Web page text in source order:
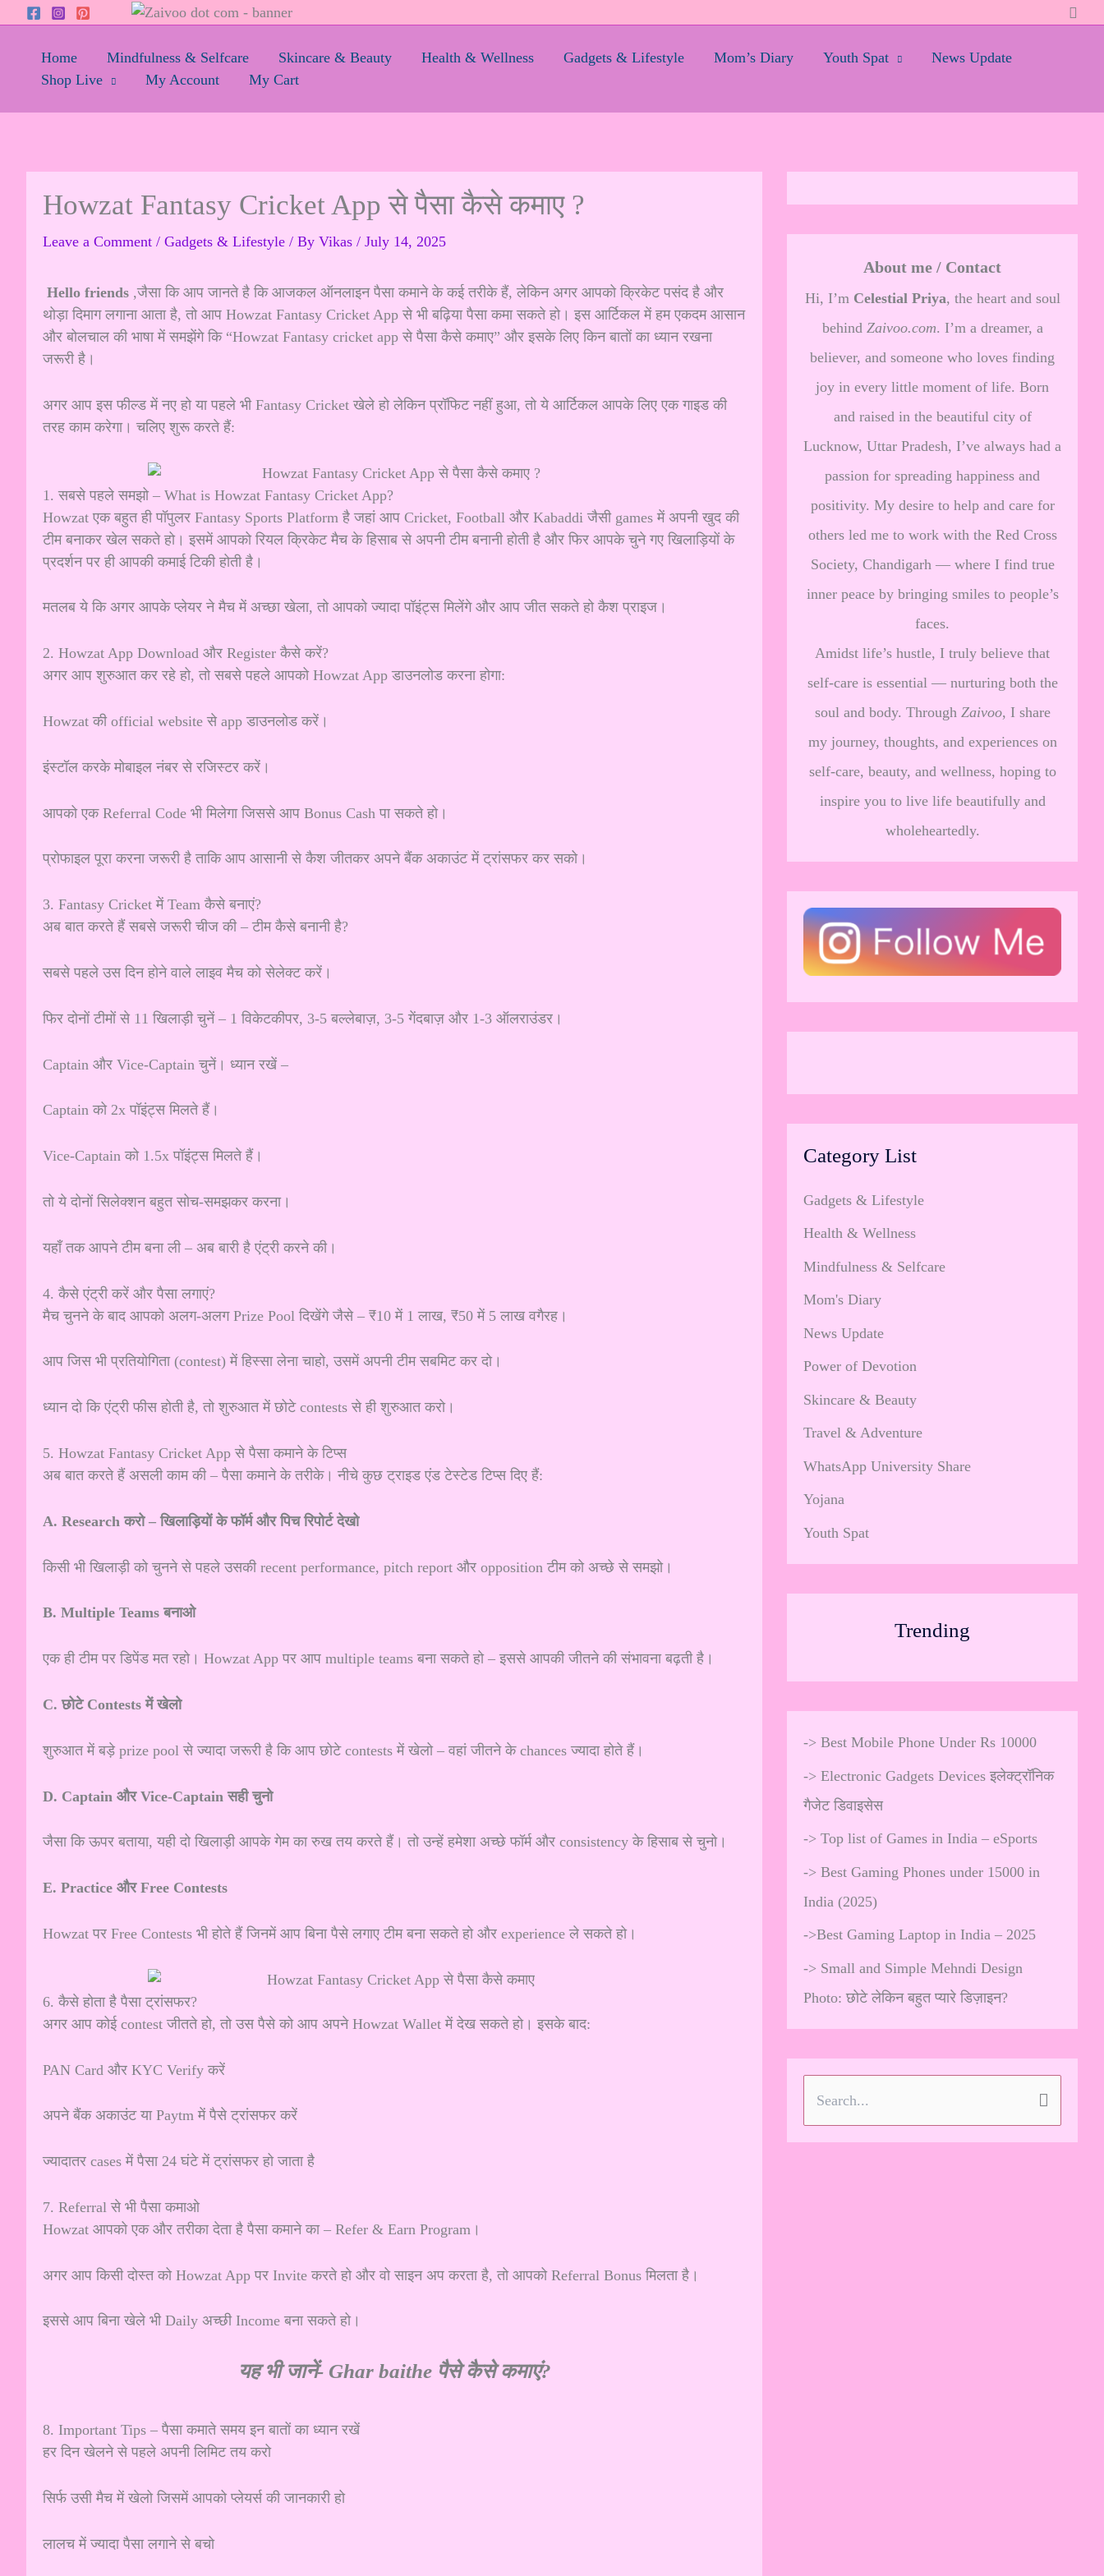
contentHome Mindfulness & Selfcare Skincare & Beauty Health & Wellness Gadgets & Lifestyle Mom’s Diary Youth Spat
News Update
Shop Live
My Account My Cart
Howzat Fantasy Cricket App से पैसा कैसे कमाए ?
Leave a Comment / Gadgets & Lifestyle / By Vikas / July 14, 2025
Hello friends ,जैसा कि आप जानते है कि आजकल ऑनलाइन पैसा कमाने के कई तरीके हैं, लेकिन अगर आपको क्रिकेट पसंद है और
थोड़ा दिमाग लगाना आता है, तो आप Howzat Fantasy Cricket App से भी बढ़िया पैसा कमा सकते हो। इस आर्टिकल में हम एकदम आसान
और बोलचाल की भाषा में समझेंगे कि “Howzat Fantasy cricket app से पैसा कैसे कमाए” और इसके लिए किन बातों का ध्यान रखना
जरूरी है।
अगर आप इस फील्ड में नए हो या पहले भी Fantasy Cricket खेले हो लेकिन प्रॉफिट नहीं हुआ, तो ये आर्टिकल आपके लिए एक गाइड की
तरह काम करेगा। चलिए शुरू करते हैं:
1. सबसे पहले समझो – What is Howzat Fantasy Cricket App?
Howzat एक बहुत ही पॉपुलर Fantasy Sports Platform है जहां आप Cricket, Football और Kabaddi जैसी games में अपनी खुद की
टीम बनाकर खेल सकते हो। इसमें आपको रियल क्रिकेट मैच के हिसाब से अपनी टीम बनानी होती है और फिर आपके चुने गए खिलाड़ियों के
प्रदर्शन पर ही आपकी कमाई टिकी होती है।
मतलब ये कि अगर आपके प्लेयर ने मैच में अच्छा खेला, तो आपको ज्यादा पॉइंट्स मिलेंगे और आप जीत सकते हो कैश प्राइज।
2. Howzat App Download और Register कैसे करें?
अगर आप शुरुआत कर रहे हो, तो सबसे पहले आपको Howzat App डाउनलोड करना होगा:
Howzat की official website से app डाउनलोड करें।
इंस्टॉल करके मोबाइल नंबर से रजिस्टर करें।
आपको एक Referral Code भी मिलेगा जिससे आप Bonus Cash पा सकते हो।
प्रोफाइल पूरा करना जरूरी है ताकि आप आसानी से कैश जीतकर अपने बैंक अकाउंट में ट्रांसफर कर सको।
3. Fantasy Cricket में Team कैसे बनाएं?
अब बात करते हैं सबसे जरूरी चीज की – टीम कैसे बनानी है?
सबसे पहले उस दिन होने वाले लाइव मैच को सेलेक्ट करें।
फिर दोनों टीमों से 11 खिलाड़ी चुनें – 1 विकेटकीपर, 3-5 बल्लेबाज़, 3-5 गेंदबाज़ और 1-3 ऑलराउंडर।
Captain और Vice-Captain चुनें। ध्यान रखें –
Captain को 2x पॉइंट्स मिलते हैं।
Vice-Captain को 1.5x पॉइंट्स मिलते हैं।
तो ये दोनों सिलेक्शन बहुत सोच-समझकर करना।
यहाँ तक आपने टीम बना ली – अब बारी है एंट्री करने की।
4. कैसे एंट्री करें और पैसा लगाएं?
मैच चुनने के बाद आपको अलग-अलग Prize Pool दिखेंगे जैसे – ₹10 में 1 लाख, ₹50 में 5 लाख वगैरह।
आप जिस भी प्रतियोगिता (contest) में हिस्सा लेना चाहो, उसमें अपनी टीम सबमिट कर दो।
ध्यान दो कि एंट्री फीस होती है, तो शुरुआत में छोटे contests से ही शुरुआत करो।
5. Howzat Fantasy Cricket App से पैसा कमाने के टिप्स
अब बात करते हैं असली काम की – पैसा कमाने के तरीके। नीचे कुछ ट्राइड एंड टेस्टेड टिप्स दिए हैं:
A. Research करो – खिलाड़ियों के फॉर्म और पिच रिपोर्ट देखो
किसी भी खिलाड़ी को चुनने से पहले उसकी recent performance, pitch report और opposition टीम को अच्छे से समझो।
B. Multiple Teams बनाओ
एक ही टीम पर डिपेंड मत रहो। Howzat App पर आप multiple teams बना सकते हो – इससे आपकी जीतने की संभावना बढ़ती है।
C. छोटे Contests में खेलो
शुरुआत में बड़े prize pool से ज्यादा जरूरी है कि आप छोटे contests में खेलो – वहां जीतने के chances ज्यादा होते हैं।
D. Captain और Vice-Captain सही चुनो
जैसा कि ऊपर बताया, यही दो खिलाड़ी आपके गेम का रुख तय करते हैं। तो उन्हें हमेशा अच्छे फॉर्म और consistency के हिसाब से चुनो।
E. Practice और Free Contests
Howzat पर Free Contests भी होते हैं जिनमें आप बिना पैसे लगाए टीम बना सकते हो और experience ले सकते हो।
6. कैसे होता है पैसा ट्रांसफर?
अगर आप कोई contest जीतते हो, तो उस पैसे को आप अपने Howzat Wallet में देख सकते हो। इसके बाद:
PAN Card और KYC Verify करें
अपने बैंक अकाउंट या Paytm में पैसे ट्रांसफर करें
ज्यादातर cases में पैसा 24 घंटे में ट्रांसफर हो जाता है
7. Referral से भी पैसा कमाओ
Howzat आपको एक और तरीका देता है पैसा कमाने का – Refer & Earn Program।
अगर आप किसी दोस्त को Howzat App पर Invite करते हो और वो साइन अप करता है, तो आपको Referral Bonus मिलता है।
इससे आप बिना खेले भी Daily अच्छी Income बना सकते हो।
यह भी जानें- Ghar baithe पैसे कैसे कमाएं?
8. Important Tips – पैसा कमाते समय इन बातों का ध्यान रखें
हर दिन खेलने से पहले अपनी लिमिट तय करो
सिर्फ उसी मैच में खेलो जिसमें आपको प्लेयर्स की जानकारी हो
लालच में ज्यादा पैसा लगाने से बचो
About me / Contact
Hi, I’m Celestial Priya, the heart and soul
behind Zaivoo.com. I’m a dreamer, a
believer, and someone who loves finding
joy in every little moment of life. Born
and raised in the beautiful city of
Lucknow, Uttar Pradesh, I’ve always had a
passion for spreading happiness and
positivity. My desire to help and care for
others led me to work with the Red Cross
Society, Chandigarh — where I find true
inner peace by bringing smiles to people’s
faces.
Amidst life’s hustle, I truly believe that
self-care is essential — nurturing both the
soul and body. Through Zaivoo, I share
my journey, thoughts, and experiences on
self-care, beauty, and wellness, hoping to
inspire you to live life beautifully and
wholeheartedly.
Category List
Gadgets & Lifestyle
Health & Wellness
Mindfulness & Selfcare
Mom's Diary
News Update
Power of Devotion
Skincare & Beauty
Travel & Adventure
WhatsApp University Share
Yojana
Youth Spat
Trending
-> Best Mobile Phone Under Rs 10000
-> Electronic Gadgets Devices इलेक्ट्रॉनिक
गैजेट डिवाइसेस
-> Top list of Games in India – eSports
-> Best Gaming Phones under 15000 in
India (2025)
->Best Gaming Laptop in India – 2025
-> Small and Simple Mehndi Design
Photo: छोटे लेकिन बहुत प्यारे डिज़ाइन?